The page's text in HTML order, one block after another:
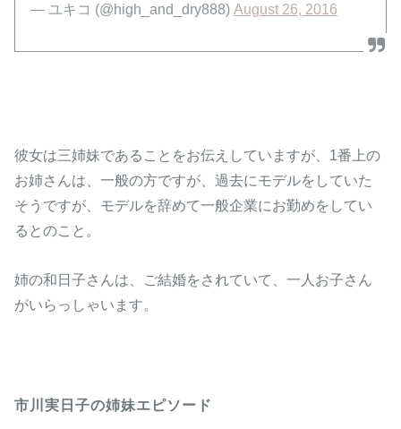
— ユキコ (@high_and_dry888)August 26, 2016
彼女は三姉妹であることをお伝えしていますが、1番上の
お姉さんは、一般の方ですが、過去にモデルをしていた
そうですが、モデルを辞めて一般企業にお勤めをしてい
るとのこと。
姉の和日子さんは、ご結婚をされていて、一人お子さん
がいらっしゃいます。
市川実日子の姉妹エピソード